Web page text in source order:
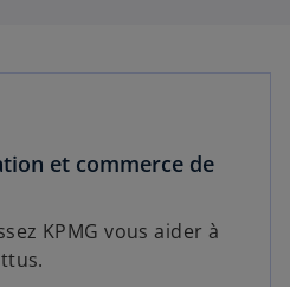
et commerce de
KPMG vous aider à